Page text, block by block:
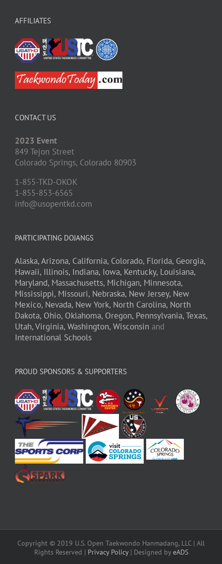
AFFILIATES
CONTACT US
2023 Event
849 Tejon Street
Colorado Springs, Colorado 80903
1-855-TKD-OKOK
1-855-853-6565
info@usopentkd.com
PARTICIPATING DOJANGS
Alaska,Arizona, California, Colorado, Florida, Georgia,
Hawaii, Illinois, Indiana, Iowa, Kentucky, Louisiana,
Maryland, Massachusetts, Michigan, Minnesota,
Mississippi, Missouri, Nebraska, New Jersey, New
Mexico, Nevada, New York, North Carolina, North
Dakota, Ohio, Oklahoma, Oregon, Pennsylvania,Texas,
Utah,Virginia, Washington, Wisconsin and
International Schools
PROUD SPONSORS & SUPPORTERS
Copyright © 2019 U.S. Open Taekwondo Hanmadang, LLC | All
Rights Reserved | Privacy Policy| Designed by eADS